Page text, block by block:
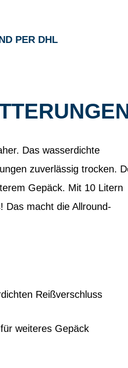
PER DHL
Das wasserdichte
zuverlässig trocken.
Gepäck. Mit 10 Litern
Das macht die Allround-
Reißverschluss
weiteres Gepäck